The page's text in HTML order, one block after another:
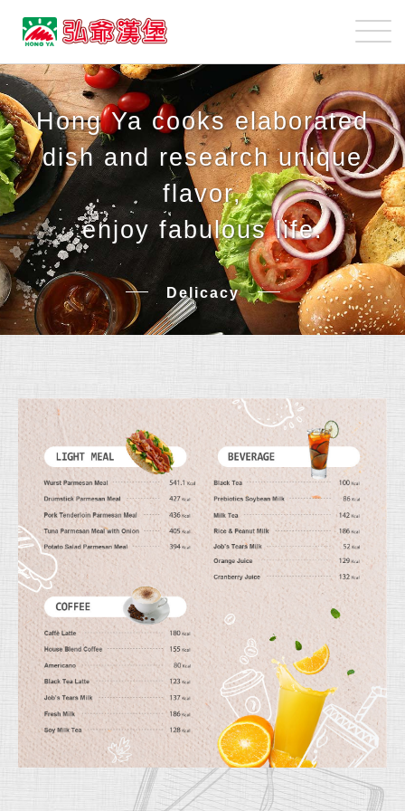
弘
爺
國
際
企
業
股
份
有
限
公
司
美
味
餐
點
Hong Ya cooks elaborated
dish and research unique
flavor,
enjoy fabulous life.
Delicacy